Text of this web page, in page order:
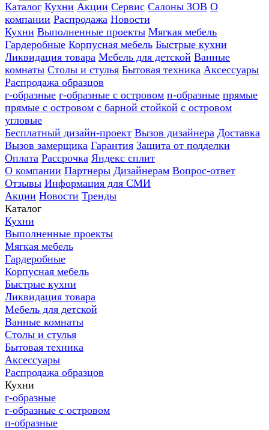
Каталог Кухни Акции Сервис Салоны ЗОВ О
компании Распродажа Новости
Кухни Выполненные проекты Мягкая мебель
Гардеробные Корпусная мебель Быстрые кухни
Ликвидация товара Мебель для детской Ванные
комнаты Столы и стулья Бытовая техника Аксессуары
Распродажа образцов
г-образные г-образные с островом п-образные прямые
прямые с островом с барной стойкой с островом
угловые
Бесплатный дизайн-проект Вызов дизайнера Доставка
Вызов замерщика Гарантия Защита от подделки
Оплата Рассрочка Яндекс сплит
О компании Партнеры Дизайнерам Вопрос-ответ
Отзывы Информация для СМИ
Акции Новости Тренды
Каталог
Кухни
Выполненные проекты
Мягкая мебель
Гардеробные
Корпусная мебель
Быстрые кухни
Ликвидация товара
Мебель для детской
Ванные комнаты
Столы и стулья
Бытовая техника
Аксессуары
Распродажа образцов
Кухни
г-образные
г-образные с островом
п-образные